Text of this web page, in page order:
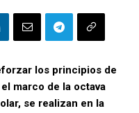
los principios de
marco de la octava
se realizan en la